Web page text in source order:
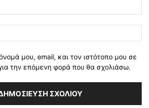
μου, email, και τον ιστότοπο μου σε
την επόμενη φορά που θα σχολιάσω.